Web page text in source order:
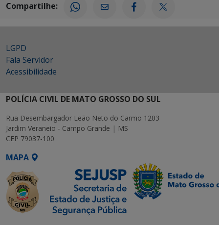
Compartilhe:
LGPD
Fala Servidor
Acessibilidade
POLÍCIA CIVIL DE MATO GROSSO DO SUL
Rua Desembargador Leão Neto do Carmo 1203
Jardim Veraneio - Campo Grande | MS
CEP 79037-100
MAPA